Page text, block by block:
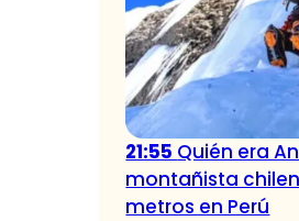
21:55 Quién era
montañista
metros en Perú